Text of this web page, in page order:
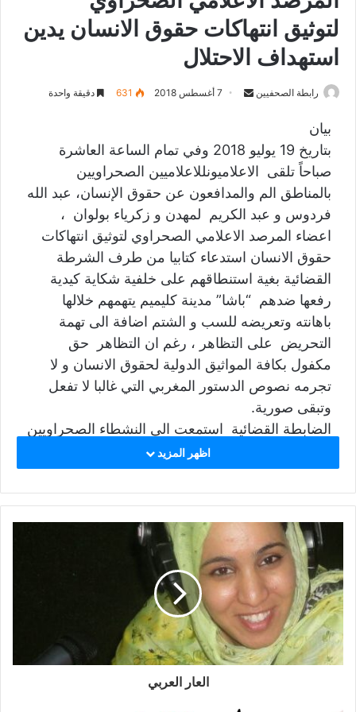
لتوثيق انتهاكات حقوق الانسان يدين
استهداف الاحتلال
رابطة الصحفيين
d
a
n
e
i
l
7 أغسطس 2018 631 دقيقة واحدة
بيان
بتاريخ 19 يوليو 2018 وفي تمام الساعة العاشرة
صباحاً تلقى الاعلاميونللاعلاميين الصحراويين
بالمناطق الم والمدافعون عن حقوق الإنسان، عبد الله
فردوس و عبد الكريم لمهدن و زكرياء بولوان ،
اعضاء المرصد الاعلامي الصحراوي لتوثيق انتهاكات
حقوق الانسان استدعاء كتابيا من طرف الشرطة
القضائية بغية استنطاقهم على خلفية شكاية كيدية
رفعها ضدهم “باشا” مدينة كليميم يتهمهم خلالها
باهانته وتعريضه للسب و الشتم اضافة الى تهمة
التحريض على التظاهر ، رغم ان التظاهر حق
مكفول بكافة المواثيق الدولية لحقوق الانسان و لا
تجرمه نصوص الدستور المغربي التي غالبا لا تفعل
وتبقى صورية.
الضابطة القضائية استمعت الى النشطاء الصحراويين
الثلاثة بتاريخ 23 يوليو 2018 ، حيث جرى استجوابهم
بمخفر الشرطة المركزي بنفس المدينة، ليتم الافراج
عنهم فيما بعد بنفس اليوم و متابعتهم في حال سراح
الملك.
النشطاء الصحراويون مثلوا في الوقت المحدد بمبنى
المحكمة في انتظار عرضهم امام الوكيل ، انتظار دام
لعدة ساعات قبل ان يتلقوا اتصالا من عناصر الضابطة
القضائية يخبرونهم بتعذر مثولهم امام وكيل الملك
نظرا لانشغال الاخير بملفات اخرى، وهو فعل أثار
استغراب المناضلين الصحراوين ، ومما زاد من
حيث اعتبروا هذه الافعال اللا مسئولة استهزاء بهم
اظهر المزيد
العار العربي